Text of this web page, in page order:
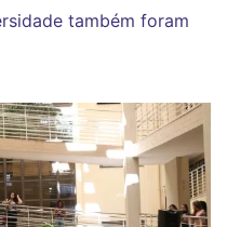
também foram